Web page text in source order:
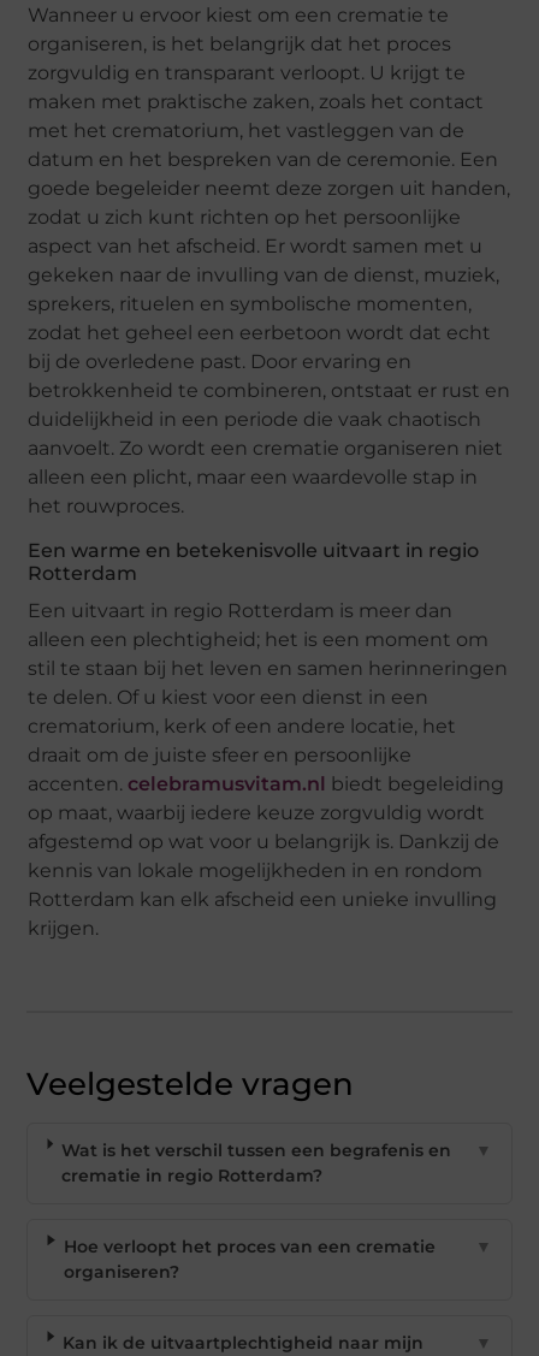
Wanneer u ervoor kiest om een crematie te
organiseren, is het belangrijk dat het proces
zorgvuldig en transparant verloopt. U krijgt te
maken met praktische zaken, zoals het contact
met het crematorium, het vastleggen van de
datum en het bespreken van de ceremonie. Een
goede begeleider neemt deze zorgen uit handen,
zodat u zich kunt richten op het persoonlijke
aspect van het afscheid. Er wordt samen met u
gekeken naar de invulling van de dienst, muziek,
sprekers, rituelen en symbolische momenten,
zodat het geheel een eerbetoon wordt dat echt
bij de overledene past. Door ervaring en
betrokkenheid te combineren, ontstaat er rust en
duidelijkheid in een periode die vaak chaotisch
aanvoelt. Zo wordt een crematie organiseren niet
alleen een plicht, maar een waardevolle stap in
het rouwproces.
Een warme en betekenisvolle uitvaart in regio
Rotterdam
Een uitvaart in regio Rotterdam is meer dan
alleen een plechtigheid; het is een moment om
stil te staan bij het leven en samen herinneringen
te delen. Of u kiest voor een dienst in een
crematorium, kerk of een andere locatie, het
draait om de juiste sfeer en persoonlijke
accenten.celebramusvitam.nl biedt begeleiding
op maat, waarbij iedere keuze zorgvuldig wordt
afgestemd op wat voor u belangrijk is. Dankzij de
kennis van lokale mogelijkheden in en rondom
Rotterdam kan elk afscheid een unieke invulling
krijgen.
Veelgestelde vragen
Wat is het verschil tussen een begrafenis en
crematie in regio Rotterdam?
▼
Hoe verloopt het proces van een crematie
organiseren?
▼
Kan ik de uitvaartplechtigheid naar mijn
▼